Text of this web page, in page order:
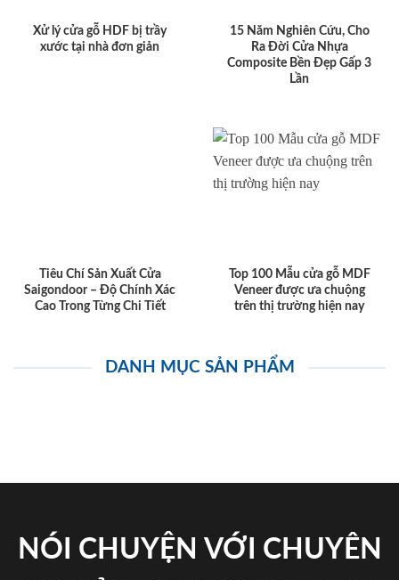
Xử lý cửa gỗ HDF bị trầy
xước tại nhà đơn giản
15 Năm Nghiên Cứu, Cho
Ra Đời Cửa Nhựa
Composite Bền Đẹp Gấp 3
Lần
Tiêu Chí Sản Xuất Cửa
Saigondoor – Độ Chính Xác
Cao Trong Từng Chi Tiết
Top 100 Mẫu cửa gỗ MDF
Veneer được ưa chuộng
trên thị trường hiện nay
DANH MỤC SẢN PHẨM
NÓI CHUYỆN VỚI CHUYÊN